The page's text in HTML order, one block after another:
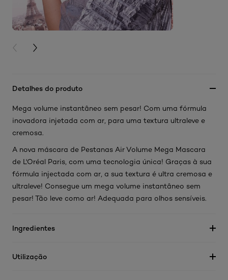
PREVIOUS CARD
NEXT CARD
Detalhes do produto
Mega volume instantâneo sem pesar! Com uma fórmula
inovadora injetada com ar, para uma textura ultraleve e
cremosa.
A nova máscara de Pestanas Air Volume Mega Mascara
de L'Oréal Paris, com uma tecnologia única! Graças à sua
fórmula injectada com ar, a sua textura é ultra cremosa e
ultraleve! Consegue um mega volume instantâneo sem
pesar! Tão leve como ar! Adequada para olhos sensíveis.
Ingredientes
Utilização